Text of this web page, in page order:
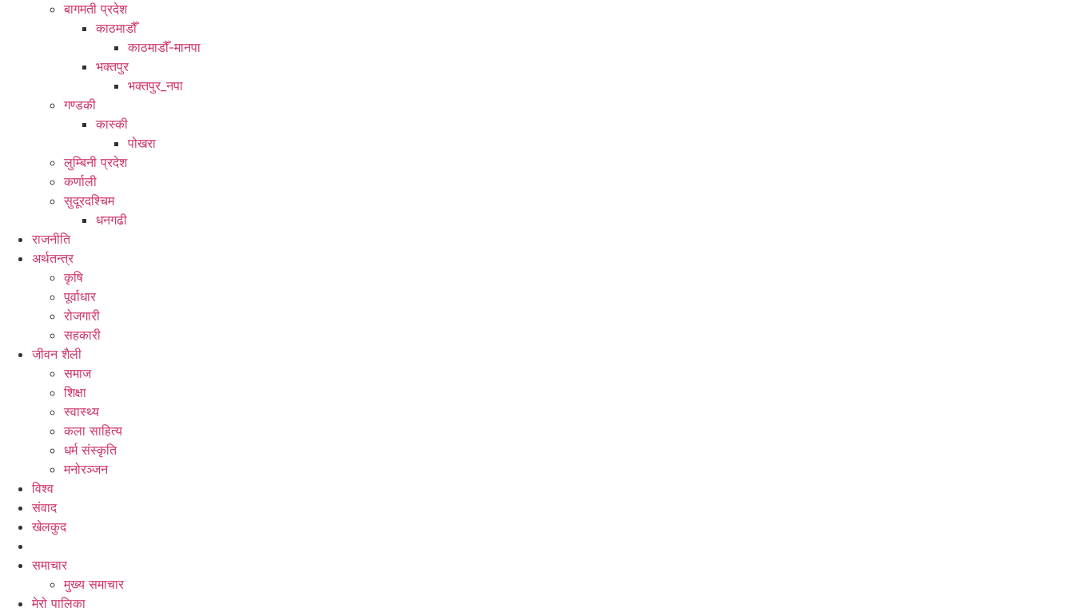
बागमती प्रदेश
काठमाडौँ
काठमाडौँ-मानपा
भक्तपुर
भक्तपुर_नपा
गण्डकी
कास्की
पोखरा
लुम्बिनी प्रदेश
कर्णाली
सुदूरदश्चिम
धनगढी
राजनीति
अर्थतन्त्र
कृषि
पूर्वाधार
रोजगारी
सहकारी
जीवन शैली
समाज
शिक्षा
स्वास्थ्य
कला साहित्य
धर्म संस्कृति
मनोरञ्जन
विश्व
संवाद
खेलकुद
समाचार
मुख्य समाचार
मेरो पालिका